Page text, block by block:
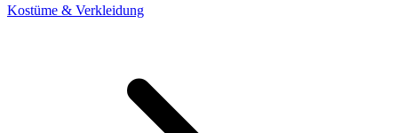
Kostüme & Verkleidung